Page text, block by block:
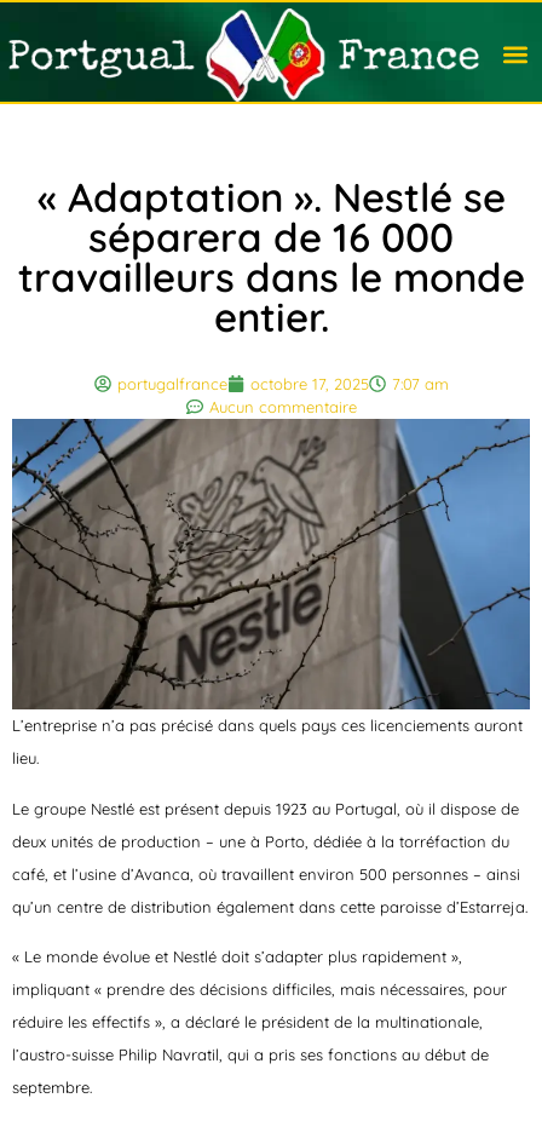
« Adaptation ». Nestlé se
séparera de 16 000
travailleurs dans le monde
entier.
portugalfrance octobre 17, 2025
7:07 am
Aucun commentaire
L’entreprise n’a pas précisé dans quels pays ces licenciements auront
lieu.
Le groupe Nestlé est présent depuis 1923 au Portugal, où il dispose de
deux unités de production – une à Porto, dédiée à la torréfaction du
café, et l’usine d’Avanca, où travaillent environ 500 personnes – ainsi
qu’un centre de distribution également dans cette paroisse d’Estarreja.
« Le monde évolue et Nestlé doit s’adapter plus rapidement »
impliquant « prendre des décisions difficiles, mais nécessaires, pour
réduire les effectifs », a déclaré le président de la multinationale,
l’austro-suisse Philip Navratil, qui a pris ses fonctions au début de
septembre.